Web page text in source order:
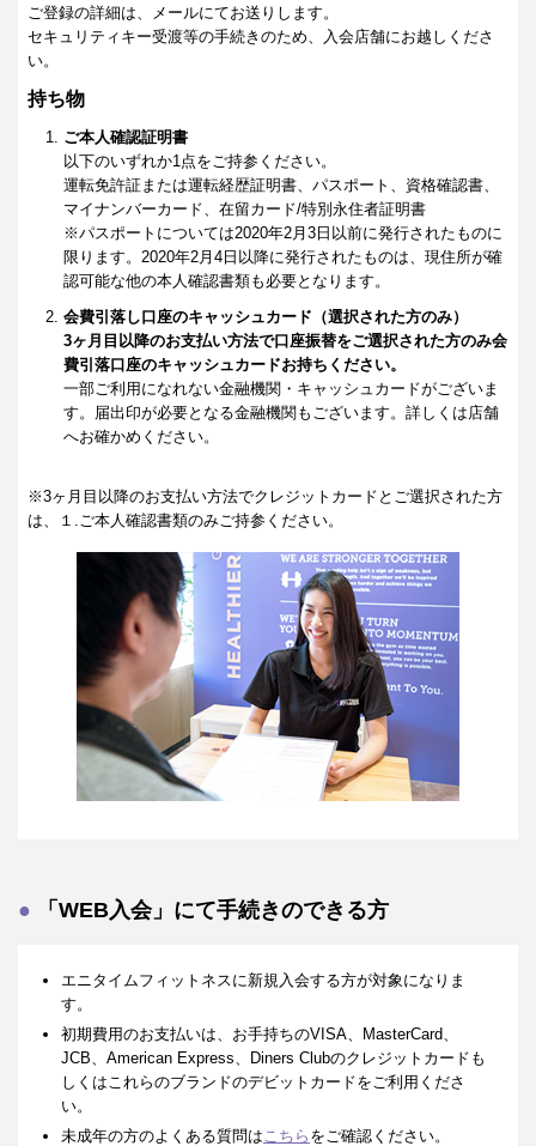
ご登録の詳細は、メールにてお送りします。
セキュリティキー受渡等の手続きのため、入会店舗にお越しくださ
い。
持ち物
ご本人確認証明書
以下のいずれか1点をご持参ください。
運転免許証または運転経歴証明書、パスポート、資格確認書、
マイナンバーカード、在留カード/特別永住者証明書
※パスポートについては2020年2月3日以前に発行されたものに
限ります。2020年2月4日以降に発行されたものは、現住所が確
認可能な他の本人確認書類も必要となります。
会費引落し口座のキャッシュカード（選択された方のみ）
3ヶ月目以降のお支払い方法で口座振替をご選択された方のみ会
費引落口座のキャッシュカードお持ちください。
一部ご利用になれない金融機関・キャッシュカードがございま
す。届出印が必要となる金融機関もございます。詳しくは店舗
へお確かめください。
※3ヶ月目以降のお支払い方法でクレジットカードとご選択された方
は、１.ご本人確認書類のみご持参ください。
「WEB入会」にて手続きのできる方
エニタイムフィットネスに新規入会する方が対象になりま
す。
初期費用のお支払いは、お手持ちのVISA、MasterCard、
JCB、American Express、Diners Clubのクレジットカードも
しくはこれらのブランドのデビットカードをご利用くださ
い。
未成年の方のよくある質問はこちら をご確認ください。